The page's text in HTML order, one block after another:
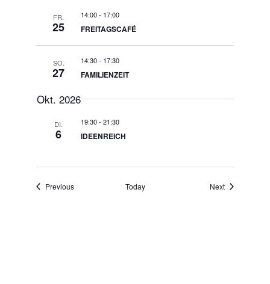
FR.
25
14:00- 17:00
FREITAGSCAFÉ
SO.
27
14:30- 17:30
FAMILIENZEIT
Okt. 2026
DI.
6
19:30- 21:30
IDEENREICH
PreviousEvents Today NextEvents